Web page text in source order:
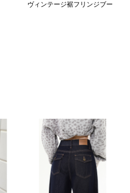
ヴィンテージ裾フリンジブー